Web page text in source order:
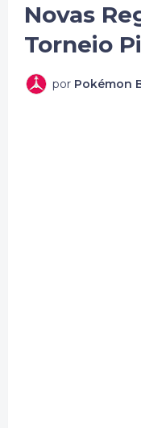
Novas
Torneio
por Pokémon